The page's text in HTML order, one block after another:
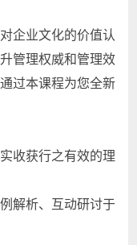
企业文化的价值认
管理权威和管理效
过本课程为您全新
收获行之有效的理
解析、互动研讨于